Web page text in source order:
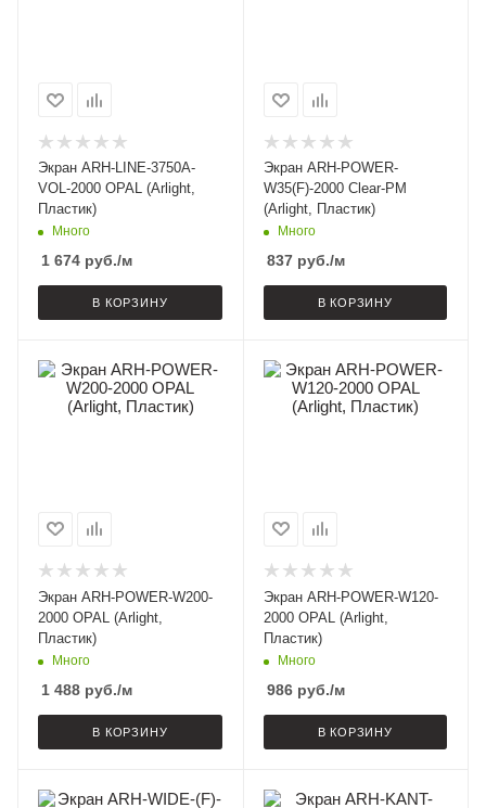
Экран ARH-LINE-3750A-
VOL-2000 OPAL (Arlight,
Пластик)
Много
1 674 руб./м
В КОРЗИНУ
Экран ARH-POWER-
W35(F)-2000 Clear-PM
(Arlight, Пластик)
Много
837руб./м
В КОРЗИНУ
Экран ARH-POWER-W200-
2000 OPAL (Arlight,
Пластик)
Много
1 488 руб./м
В КОРЗИНУ
Экран ARH-POWER-W120-
2000 OPAL (Arlight,
Пластик)
Много
986руб./м
В КОРЗИНУ